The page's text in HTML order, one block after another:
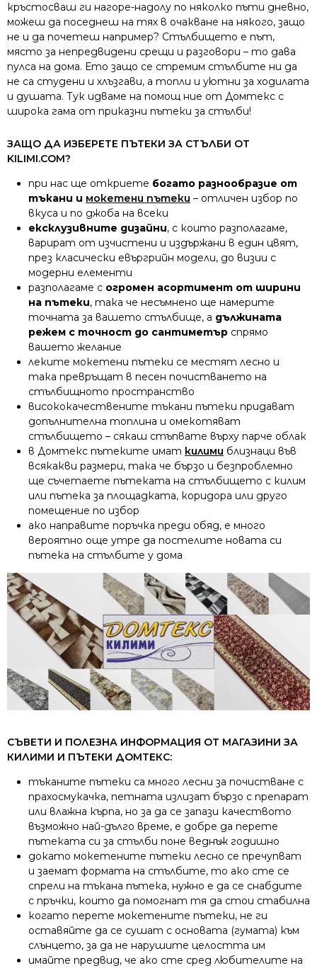
кръстосваш ги нагоре-надолу по няколко пъти дневно,
можеш да поседнеш на тях в очакване на някого, защо
не и да почетеш например? Стълбището е път,
място за непредвидени срещи и разговори – то дава
пулса на дома. Ето защо се стремим стълбите ни да
не са студени и хлъзгави, а топли и уютни за ходилата
и душата. Тук идваме на помощ ние от Домтекс с
широка гама от приказни пътеки за стълби!
ЗАЩО ДА ИЗБЕРЕТЕ ПЪТЕКИ ЗА СТЪЛБИ ОТ
KILIMI.COM?
при нас ще откриете богато разнообразие от
тъкани и мокетени пътеки – отличен избор по
вкуса и по джоба на всеки
ексклузивните дизайни, с които разполагаме,
варират от изчистени и издържани в един цвят,
през класически евъргрийн модели, до визии с
модерни елементи
разполагаме с огромен асортимент от ширини
на пътеки, така че несъмнено ще намерите
точната за вашето стълбище, а дължината
режем с точност до сантиметър спрямо
вашето желание
леките мокетени пътеки се местят лесно и
така превръщат в песен почистването на
стълбищното пространство
висококачествените тъкани пътеки придават
допълнителна топлина и омекотяват
стълбището – сякаш стъпвате върху парче облак
в Домтекс пътеките имат килими близнаци във
всякакви размери, така че бързо и безпроблемно
ще съчетаете пътеката на стълбището с килим
или пътека за площадката, коридора или друго
помещение по избор
ако направите поръчка преди обяд, е много
вероятно още утре да постелите новата си
пътека на стълбите у дома
СЪВЕТИ И ПОЛЕЗНА ИНФОРМАЦИЯ ОТ МАГАЗИНИ ЗА
КИЛИМИ И ПЪТЕКИ ДОМТЕКС:
тъканите пътеки са много лесни за почистване с
прахосмукачка, петната излизат бързо с препарат
или влажна кърпа, но за да се запази качеството
възможно най-дълго време, е добре да перете
пътеката си за стълби поне веднъж годишно
докато мокетените пътеки лесно се пречупват
и заемат формата на стълбите, то ако сте се
спрели на тъкана пътека, нужно е да се снабдите
с пръчки, които да помогнат тя да стои стабилна
когато перете мокетените пътеки, не ги
оставяйте да се сушат с основата (гумата) към
слънцето, за да не нарушите целостта им
имайте предвид, че ако сте сред любителите на